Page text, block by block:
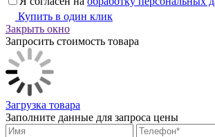
Купить в один клик
Закрыть окно
Запросить стоимость товара
Загрузка товара
Заполните данные для запроса цены